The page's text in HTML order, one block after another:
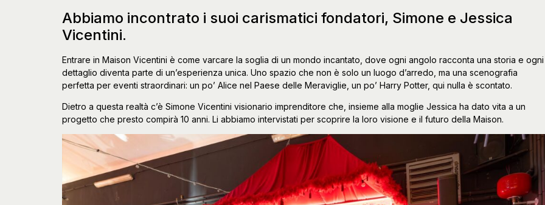
Abbiamo incontrato i suoi carismatici fondatori, Simone e Jessica
Vicentini.
Entrare in Maison Vicentini è come varcare la soglia di un mondo incantato, dove ogni angolo racconta una storia e ogni
dettaglio diventa parte di un’esperienza unica. Uno spazio che non è solo un luogo d’arredo, ma una scenografia
perfetta per eventi straordinari: un po’ Alice nel Paese delle Meraviglie, un po’ Harry Potter, qui nulla è scontato.
Dietro a questa realtà c’è Simone Vicentini visionario imprenditore che, insieme alla moglie Jessica ha dato vita a un
progetto che presto compirà 10 anni. Li abbiamo intervistati per scoprire la loro visione e il futuro della Maison.